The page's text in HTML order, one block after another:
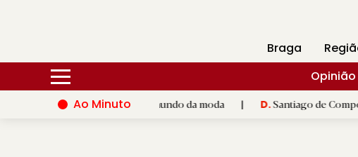
Braga
Opinião
Ao Minuto
e à inovação do mundo da moda | D.Santiago de Compostela